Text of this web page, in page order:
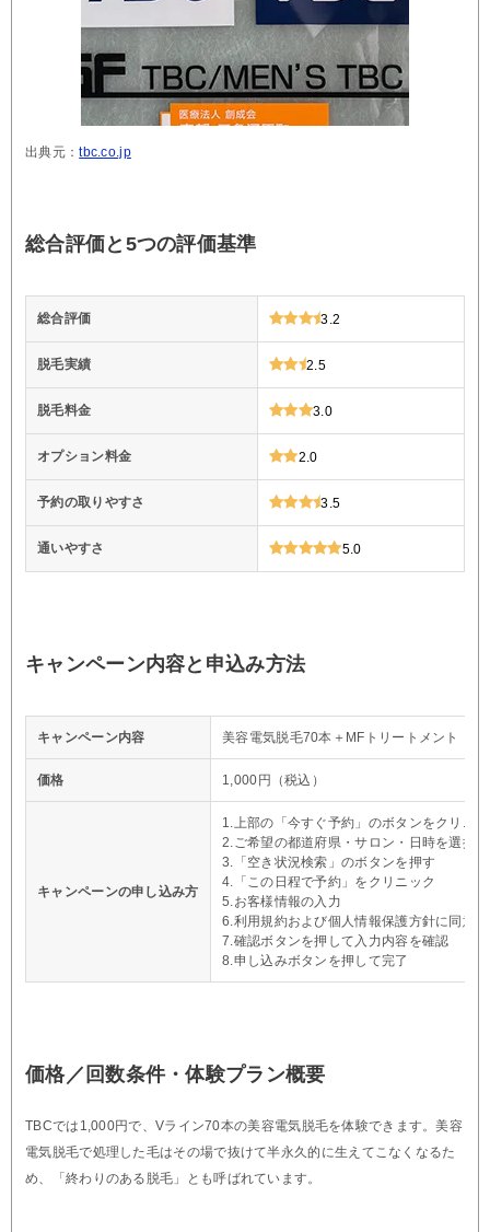
出典元：tbc.co.jp
総合評価と5つの評価基準
総合評価 3.2
脱毛実績 2.5
脱毛料金 3.0
オプション料金 2.0
予約の取りやすさ 3.5
通いやすさ 5.0
キャンペーン内容と申込み方法
キャンペーン内容 美容電気脱毛70本＋MFトリートメント
価格 1,000円（税込）
キャンペーンの申し込み方
1.上部の「今すぐ予約」のボタンをクリニ
2.ご希望の都道府県・サロン・日時を選択
3.「空き状況検索」のボタンを押す
4.「この日程で予約」をクリニック
5.お客様情報の入力
6.利用規約および個人情報保護方針に同意
7.確認ボタンを押して入力内容を確認
8.申し込みボタンを押して完了
価格／回数条件・体験プラン概要
TBCでは1,000円で、Vライン70本の美容電気脱毛を体験できます。美容
電気脱毛で処理した毛はその場で抜けて半永久的に生えてこなくなるた
め、「終わりのある脱毛」とも呼ばれています。